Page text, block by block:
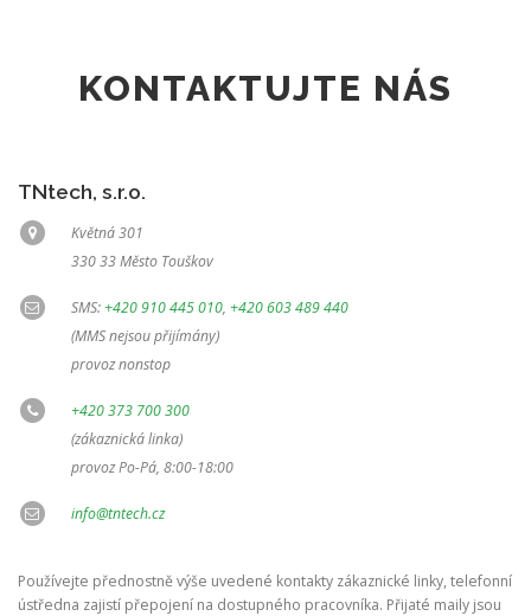
KONTAKTUJTE NÁS
TNtech, s.r.o.
Květná 301
330 33 Město Touškov
SMS:+420 910 445 010, +420 603 489 440
(MMS nejsou přijímány)
provoz nonstop
+420 373 700 300
(zákaznická linka)
provoz Po-Pá, 8:00-18:00
info@tntech.cz
Používejte přednostně výše uvedené kontakty zákaznické linky, telefonní
ústředna zajistí přepojení na dostupného pracovníka. Přijaté maily jsou